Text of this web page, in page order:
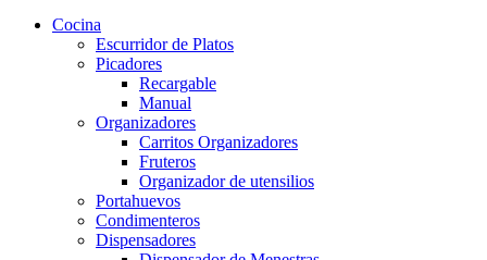
Cocina
Escurridor de Platos
Picadores
Recargable
Manual
Organizadores
Carritos Organizadores
Fruteros
Organizador de utensilios
Portahuevos
Condimenteros
Dispensadores